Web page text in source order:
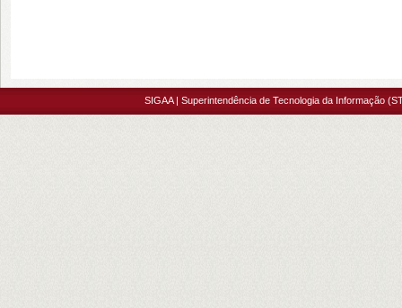
SIGAA | Superintendência de Tecnologia da Informação